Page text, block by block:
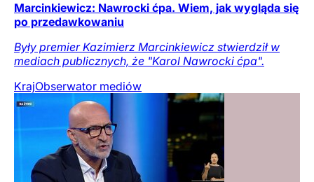
Marcinkiewicz: Nawrocki ćpa. Wiem, jak wygląda się
po przedawkowaniu
Były premier Kazimierz Marcinkiewicz stwierdził w
mediach publicznych, że "Karol Nawrocki ćpa".
KrajObserwator mediów